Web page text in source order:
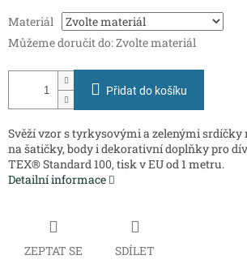
cena:
Materiál
Můžeme doručit do:Zvolte materiál
Přidat do košíku
Svěží vzor s tyrkysovými a zelenými
na šatičky, body i dekorativní doplňky pro
TEX® Standard 100, tisk v EU od 1 metru.
Detailní informace
ZEPTAT SE SDÍLET